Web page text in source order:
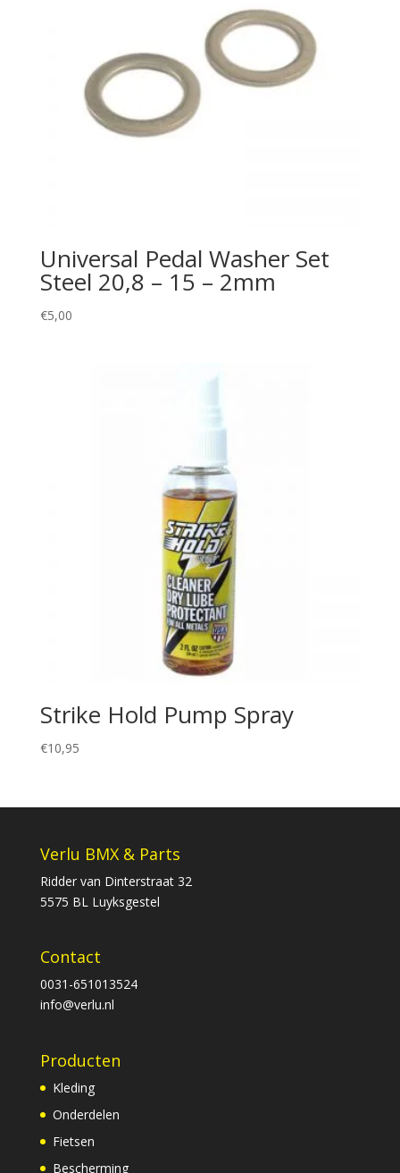
Universal Pedal Washer Set
Steel 20,8 – 15 – 2mm
€5,00
Strike Hold Pump Spray
€10,95
Verlu BMX & Parts
Ridder van Dinterstraat 32
5575 BL Luyksgestel
Contact
0031-651013524
info@verlu.nl
Producten
Kleding
Onderdelen
Fietsen
Bescherming